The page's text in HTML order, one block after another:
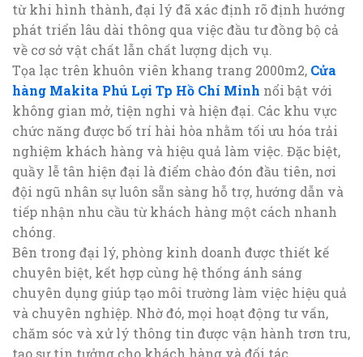
từ khi hình thành, đại lý đã xác định rõ định hướng
phát triển lâu dài thông qua việc đầu tư đồng bộ cả
về cơ sở vật chất lẫn chất lượng dịch vụ.
Tọa lạc trên khuôn viên khang trang 2000m2, Cửa
hàng Makita Phú Lợi Tp Hồ Chí Minh nổi bật với
không gian mở, tiện nghi và hiện đại. Các khu vực
chức năng được bố trí hài hòa nhằm tối ưu hóa trải
nghiệm khách hàng và hiệu quả làm việc. Đặc biệt,
quầy lễ tân hiện đại là điểm chào đón đầu tiên, nơi
đội ngũ nhân sự luôn sẵn sàng hỗ trợ, hướng dẫn và
tiếp nhận nhu cầu từ khách hàng một cách nhanh
chóng.
Bên trong đại lý, phòng kinh doanh được thiết kế
chuyên biệt, kết hợp cùng hệ thống ánh sáng
chuyên dụng giúp tạo môi trường làm việc hiệu quả
và chuyên nghiệp. Nhờ đó, mọi hoạt động tư vấn,
chăm sóc và xử lý thông tin được vận hành trơn tru,